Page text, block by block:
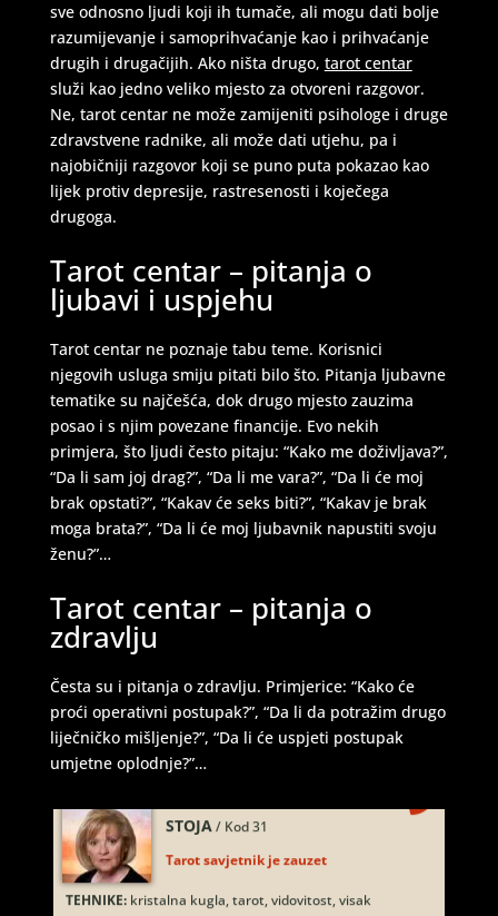
sve odnosno ljudi koji ih tumače, ali mogu dati bolje
razumijevanje i samoprihvaćanje kao i prihvaćanje
drugih i drugačijih. Ako ništa drugo, tarot centar
služi kao jedno veliko mjesto za otvoreni razgovor.
Ne, tarot centar ne može zamijeniti psihologe i druge
zdravstvene radnike, ali može dati utjehu, pa i
najobičniji razgovor koji se puno puta pokazao kao
lijek protiv depresije, rastresenosti i koječega
drugoga.
Tarot centar – pitanja o
ljubavi i uspjehu
Tarot centar ne poznaje tabu teme. Korisnici
njegovih usluga smiju pitati bilo što. Pitanja ljubavne
tematike su najčešća, dok drugo mjesto zauzima
posao i s njim povezane financije. Evo nekih
primjera, što ljudi često pitaju: “Kako me doživljava?”,
“Da li sam joj drag?”, “Da li me vara?”, “Da li će moj
brak opstati?”, “Kakav će seks biti?”, “Kakav je brak
moga brata?”, “Da li će moj ljubavnik napustiti svoju
ženu?”…
Tarot centar – pitanja o
zdravlju
Česta su i pitanja o zdravlju. Primjerice: “Kako će
proći operativni postupak?”, “Da li da potražim drugo
liječničko mišljenje?”, “Da li će uspjeti postupak
umjetne oplodnje?”…
LUCIJA/ Kod #136
TEHNIKE:sudbinske karte, anđeoske poruke
Broj tel: 064/600-600
tel:0,93€ - mob:1,12€ min
VESNA
/ Kod 05
TEHNIKE: numerologija, anđeoski i ljubavni tarot, visak, yi
ching, knjiga promjena mudrosti, rune, izrada runskih
amajlija
Broj tel: 064/600-600
tel:0,93€ - mob:1,12€ min
STOJA / Kod 31
Tarot savjetnik je zauzet
TEHNIKE:kristalna kugla, tarot, vidovitost, visak